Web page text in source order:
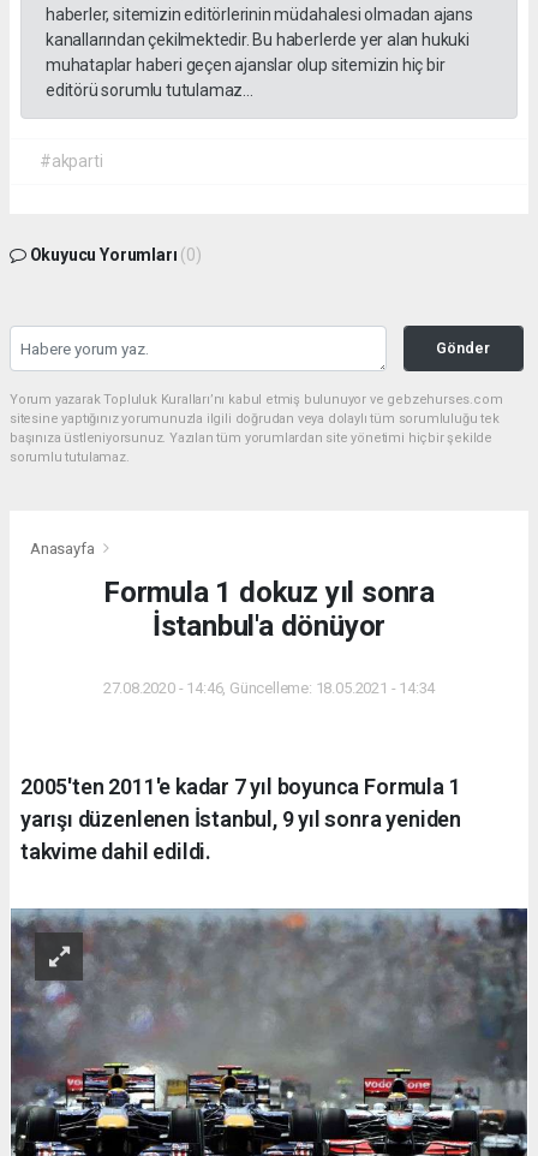
haberler, sitemizin editörlerinin müdahalesi olmadan ajans
kanallarından çekilmektedir. Bu haberlerde yer alan hukuki
muhataplar haberi geçen ajanslar olup sitemizin hiç bir
editörü sorumlu tutulamaz...
#akparti
Okuyucu Yorumları (0)
Gönder
Yorum yazarak Topluluk Kuralları’nı kabul etmiş bulunuyor ve gebzehurses.com
sitesine yaptığınız yorumunuzla ilgili doğrudan veya dolaylı tüm sorumluluğu tek
başınıza üstleniyorsunuz. Yazılan tüm yorumlardan site yönetimi hiçbir şekilde
sorumlu tutulamaz.
Anasayfa
Formula 1 dokuz yıl sonra
İstanbul'a dönüyor
27.08.2020 - 14:46, Güncelleme: 18.05.2021 - 14:34
2005'ten 2011'e kadar 7 yıl boyunca Formula 1
yarışı düzenlenen İstanbul, 9 yıl sonra yeniden
takvime dahil edildi.